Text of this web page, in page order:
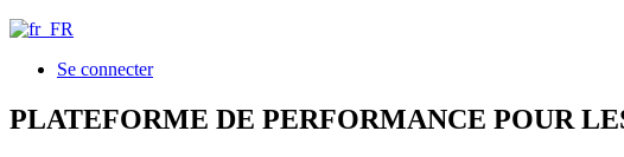
Se connecter
PLATEFORME DE PERFORMANCE POUR